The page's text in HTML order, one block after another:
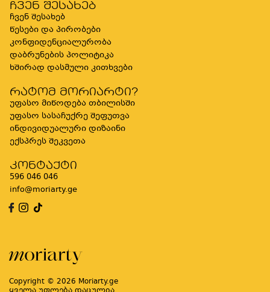
ჩვენ შესახებ
ჩვენ შესახებ
წესები და პირობები
კონფიდენციალურობა
დაბრუნების პოლიტიკა
ხშირად დასმული კითხვები
რატომ მორიარტი?
უფასო მიწოდება თბილისში
უფასო სასაჩუქრე შეფუთვა
ინდივიდუალური დიზაინი
ექსპრეს შეკვეთა
კონტაქტი
596 046 046
info@moriarty.ge
Copyright © 2026 Moriarty.ge